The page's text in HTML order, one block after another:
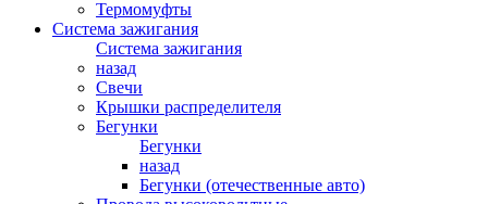
Термомуфты
Система зажигания
Система зажигания
назад
Свечи
Крышки распределителя
Бегунки
Бегунки
назад
Бегунки (отечественные авто)